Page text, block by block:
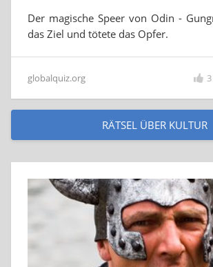
Der magische Speer von Odin -
das Ziel und tötete das Opfer.
globalquiz.org 3
RÄTSEL ÜBER KULTUR